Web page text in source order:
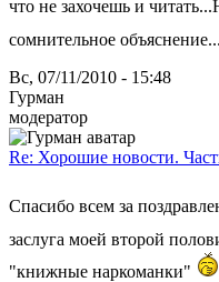
что не захочешь и
сомнительное объяснение...
Вс, 07/11/2010 - 15:48
Гурман
модератор
Re: Хорошие новости.
Спасибо всем за
заслуга моей второй
"книжные наркоманки"